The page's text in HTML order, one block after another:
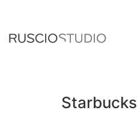
Starbucks